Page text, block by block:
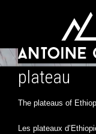
plateau
The plateaus of
Les plateaux